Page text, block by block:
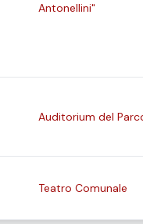
Antonellini"
Auditorium del
Teatro Comunale